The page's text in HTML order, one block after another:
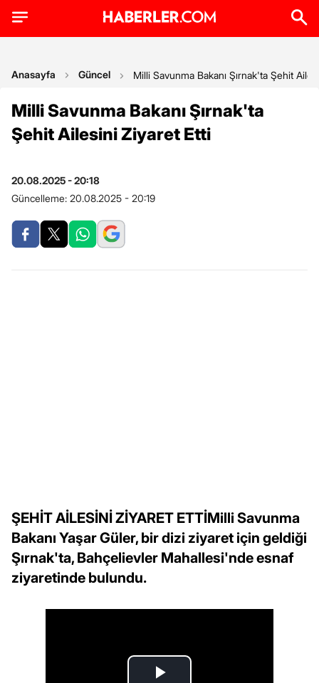
Anasayfa Güncel Milli Savunma Bakanı Şırnak'ta Şehit
Milli Savunma Bakanı Şırnak'ta
Şehit Ailesini Ziyaret Etti
20.08.2025 - 20:18
Güncelleme: 20.08.2025 - 20:19
ŞEHİT AİLESİNİ ZİYARET ETTİMilli Savunma
Bakanı Yaşar Güler, bir dizi ziyaret için geldiği
Şırnak'ta, Bahçelievler Mahallesi'nde esnaf
ziyaretinde bulundu.